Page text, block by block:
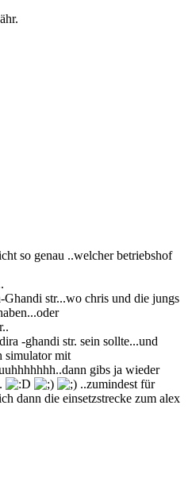
so genau ..welcher betriebshof
Ghandi str...wo chris und die jungs
-ghandi str. sein sollte...und
simulator mit
gibs ja wieder
..zumindest für
dann die einsetzstrecke zum alex